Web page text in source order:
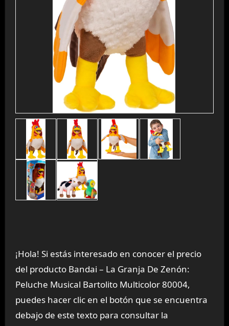
¡Hola! Si estás interesado en conocer el precio
del producto Bandai – La Granja De Zenón:
Peluche Musical Bartolito Multicolor 80004,
puedes hacer clic en el botón que se encuentra
debajo de este texto para consultar la